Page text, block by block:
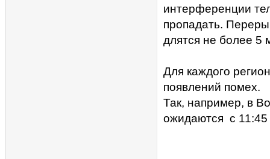
интерференции
пропадать.
длятся не более 5
Для каждого
появлений помех.
Так, например, в
ожидаются с 11:45